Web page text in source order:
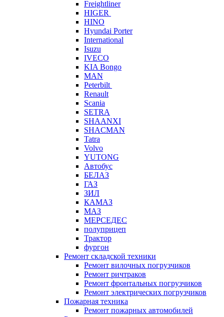
Freightliner
HIGER
HINO
Hyundai Porter
International
Isuzu
IVECO
KIA Bongo
MAN
Peterbilt
Renault
Scania
SETRA
SHAANXI
SHACMAN
Tatra
Volvo
YUTONG
Автобус
БЕЛАЗ
ГАЗ
ЗИЛ
КАМАЗ
МАЗ
МЕРСЕДЕС
полуприцеп
Трактор
фургон
Ремонт складской техники
Ремонт вилочных погрузчиков
Ремонт ричтраков
Ремонт фронтальных погрузчиков
Ремонт электрических погрузчиков
Пожарная техника
Ремонт пожарных автомобилей